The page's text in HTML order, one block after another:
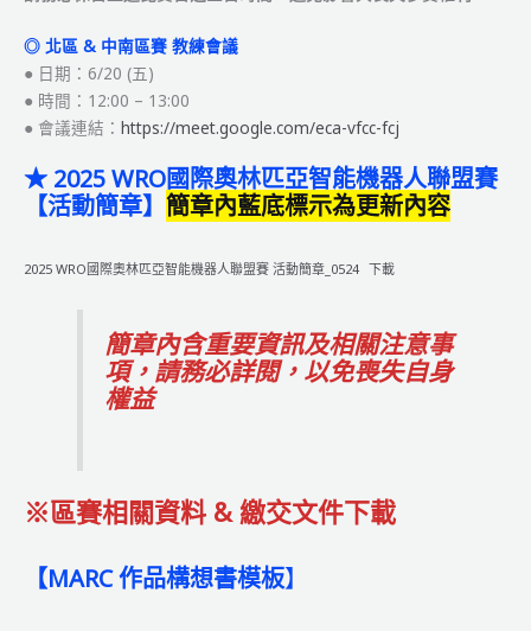
◎ 北區 & 中南區賽 教練會議
● 日期：6/20 (五)
● 時間：12:00 – 13:00
● 會議連結： https://meet.google.com/eca-vfcc-fcj
★ 2025 WRO國際奧林匹亞智能機器人聯盟賽
【活動簡章】 簡章內藍底標示為更新內容
2025 WRO國際奧林匹亞智能機器人聯盟賽 活動簡章_0524 下載
簡章內含重要資訊及相關注意事
項，請務必詳閱，以免喪失自身
權益
※區賽相關資料 & 繳交文件下載
【MARC 作品構想書模板】